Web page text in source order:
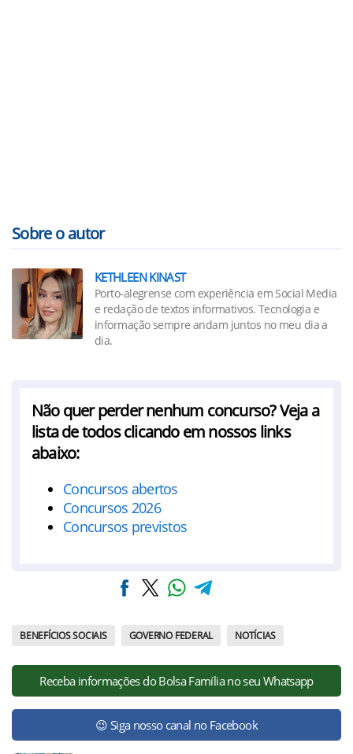
Sobre o autor
KETHLEEN KINAST
Porto-alegrense com experiência em Social Media
e redação de textos informativos. Tecnologia e
informação sempre andam juntos no meu dia a
dia.
Não quer perder nenhum concurso? Veja a
lista de todos clicando em nossos links
abaixo:
Concursos abertos
Concursos 2026
Concursos previstos
BENEFÍCIOS SOCIAIS GOVERNO FEDERAL NOTÍCIAS
Receba informações do Bolsa Família no seu Whatsapp
😉 Siga nosso canal no Facebook